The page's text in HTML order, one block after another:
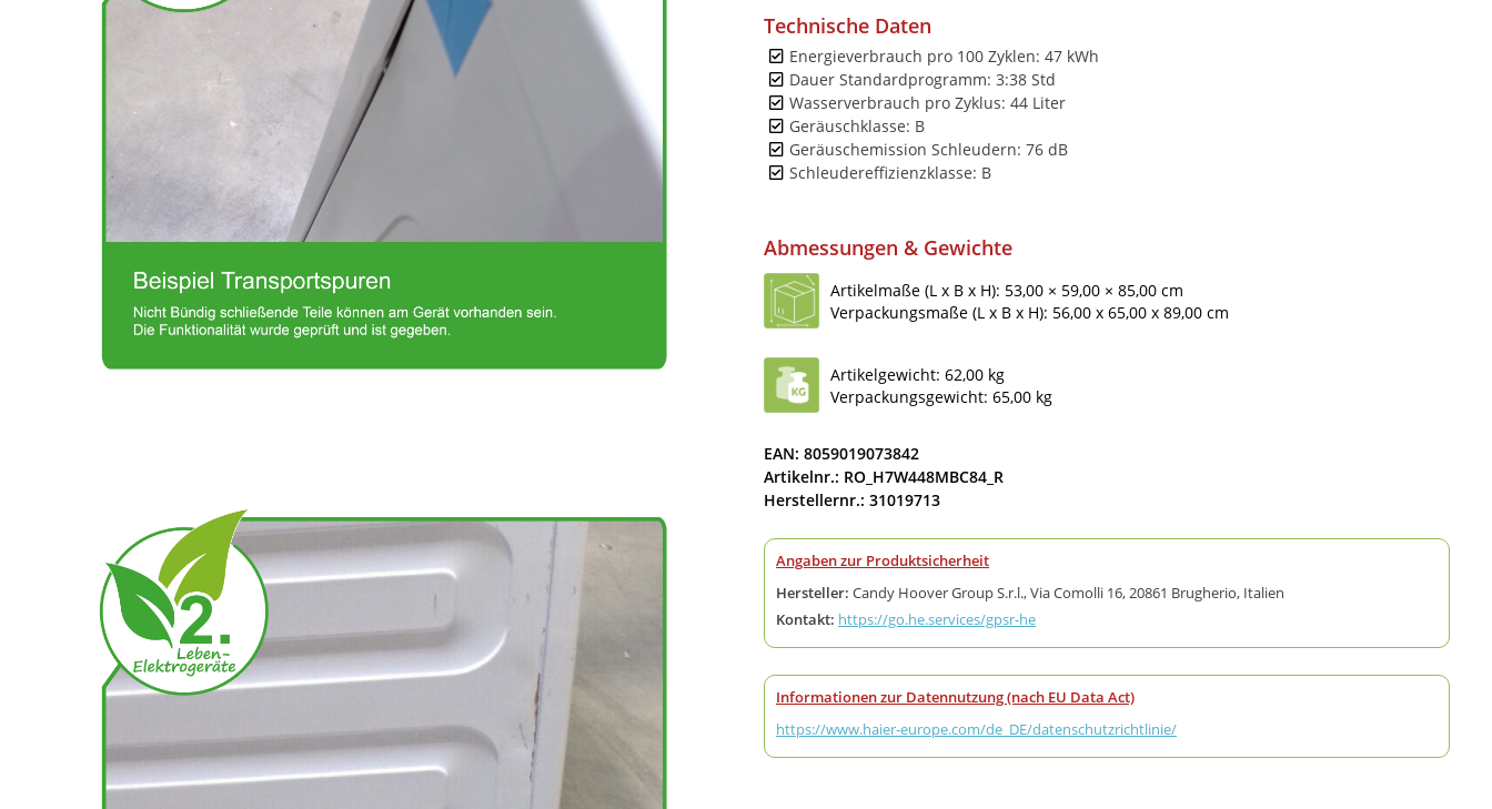
Technische Daten
Energieverbrauch pro 100 Zyklen: 47 kWh
Dauer Standardprogramm: 3:38 Std
Wasserverbrauch pro Zyklus: 44 Liter
Geräuschklasse: B
Geräuschemission Schleudern: 76 dB
Schleudereffizienzklasse: B
Abmessungen & Gewichte
Artikelmaße (L x B x H): 53,00 × 59,00 × 85,00 cm
Verpackungsmaße (L x B x H): 56,00 x 65,00 x 89,00 cm
Artikelgewicht: 62,00 kg
Verpackungsgewicht: 65,00 kg
EAN: 8059019073842
Artikelnr.: RO_H7W448MBC84_R
Herstellernr.: 31019713
Angaben zur Produktsicherheit
Hersteller: Candy Hoover Group S.r.l., Via Comolli 16, 20861 Brugherio, Italien
Kontakt: https://go.he.services/gpsr-he
Informationen zur Datennutzung (nach EU Data Act)
https://www.haier-europe.com/de_DE/datenschutzrichtlinie/